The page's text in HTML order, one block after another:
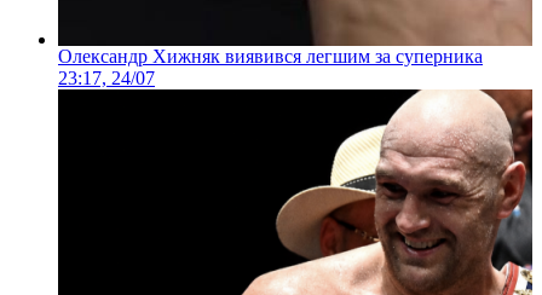
Олександр Хижняк виявився легшим за суперника
23:17, 24/07